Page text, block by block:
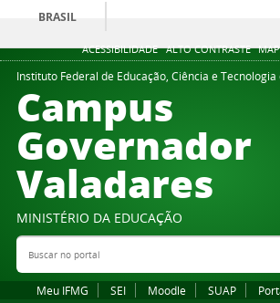
ACESSIBILIDADE ALTO CONTRASTE
BRASIL
Instituto Federal de Educação, Ciência e
Campus
Governador
Valadares
MINISTÉRIO DA EDUCAÇÃO
Buscar no portal
Meu IFMG SEI Moodle SUAP